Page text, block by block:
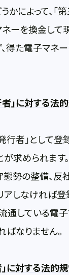
かによって、
ネーを換金し
得た電子マネ
」に対する法
行者」として
求められま
態勢の整備、
アしなければ登
通している電
なりません。
に対する法的